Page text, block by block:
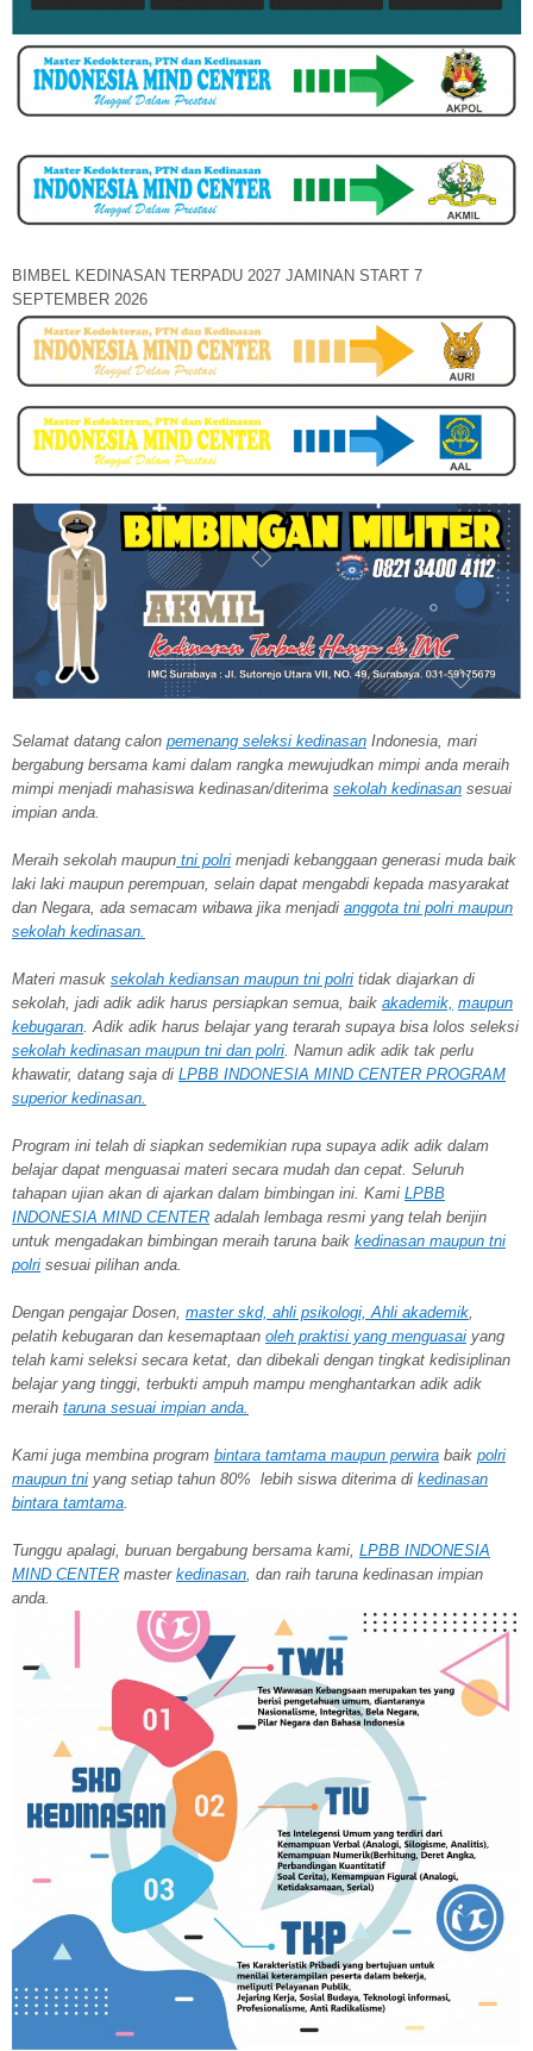
BIMBEL KEDINASAN TERPADU 2027 JAMINAN START 7
SEPTEMBER 2026
Selamat datang calon pemenang seleksi kedinasan Indonesia, mari
bergabung bersama kami dalam rangka mewujudkan mimpi anda meraih
mimpi menjadi mahasiswa kedinasan/diterima sekolah kedinasan sesuai
impian anda.
Meraih sekolah maupun tni polri menjadi kebanggaan generasi muda baik
laki laki maupun perempuan, selain dapat mengabdi kepada masyarakat
dan Negara, ada semacam wibawa jika menjadi anggota tni polri maupun
sekolah kedinasan.
Materi masuk sekolah kediansan maupun tni polri tidak diajarkan di
sekolah, jadi adik adik harus persiapkan semua, baik akademik, maupun
kebugaran. Adik adik harus belajar yang terarah supaya bisa lolos seleksi
sekolah kedinasan maupun tni dan polri. Namun adik adik tak perlu
khawatir, datang saja di LPBB INDONESIA MIND CENTER PROGRAM
superior kedinasan.
Program ini telah di siapkan sedemikian rupa supaya adik adik dalam
belajar dapat menguasai materi secara mudah dan cepat. Seluruh
tahapan ujian akan di ajarkan dalam bimbingan ini. Kami LPBB
INDONESIA MIND CENTER adalah lembaga resmi yang telah berijin
untuk mengadakan bimbingan meraih taruna baik kedinasan maupun tni
polri sesuai pilihan anda.
Dengan pengajar Dosen, master skd, ahli psikologi, Ahli akademik,
pelatih kebugaran dan kesemaptaan oleh praktisi yang menguasai yang
telah kami seleksi secara ketat, dan dibekali dengan tingkat kedisiplinan
belajar yang tinggi, terbukti ampuh mampu menghantarkan adik adik
meraih taruna sesuai impian anda.
Kami juga membina program bintara tamtama maupun perwira baik polri
maupun tni yang setiap tahun 80% lebih siswa diterima di kedinasan
bintara tamtama.
Tunggu apalagi, buruan bergabung bersama kami, LPBB INDONESIA
MIND CENTER master kedinasan, dan raih taruna kedinasan impian
anda.